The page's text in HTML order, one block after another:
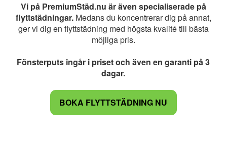
Vi på PremiumStäd.nu är även specialiserade på
flyttstädningar. Medans du koncentrerar dig på annat,
ger vi dig en flyttstädning med högsta kvalité till bästa
möjliga pris.
Fönsterputs ingår i priset och även en garanti på 3
dagar.
BOKA FLYTTSTÄDNING NU